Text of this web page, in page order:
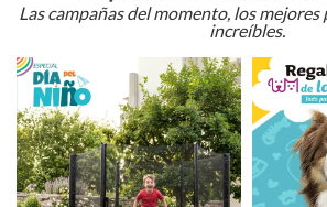
Las campañas del momento, los
increíbles.